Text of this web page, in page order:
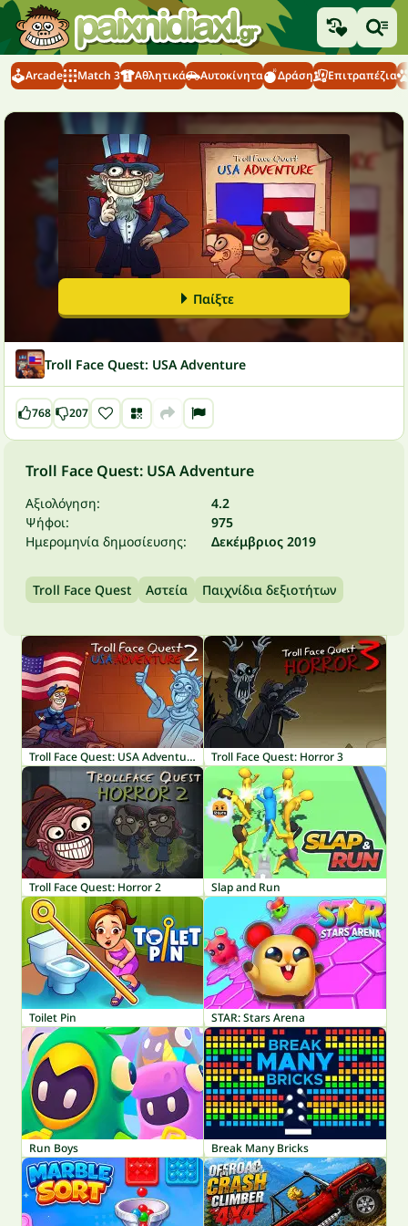
Arcade Match 3 Αθλητικά Αυτοκίνητα Δράση Επιτραπέζια
Παίξτε
Troll Face Quest: USA Adventure
768 207
Troll Face Quest: USA Adventure
Αξιολόγηση:
4.2
Ψήφοι:
975
Ημερομηνία δημοσίευσης:
Δεκέμβριος 2019
Troll Face Quest Αστεία Παιχνίδια δεξιοτήτων
Troll Face Quest: USA Adventure 2 Troll Face Quest: Horror 3
Troll Face Quest: Horror 2 Slap and Run
Toilet Pin STAR: Stars Arena
Run Boys Break Many Bricks